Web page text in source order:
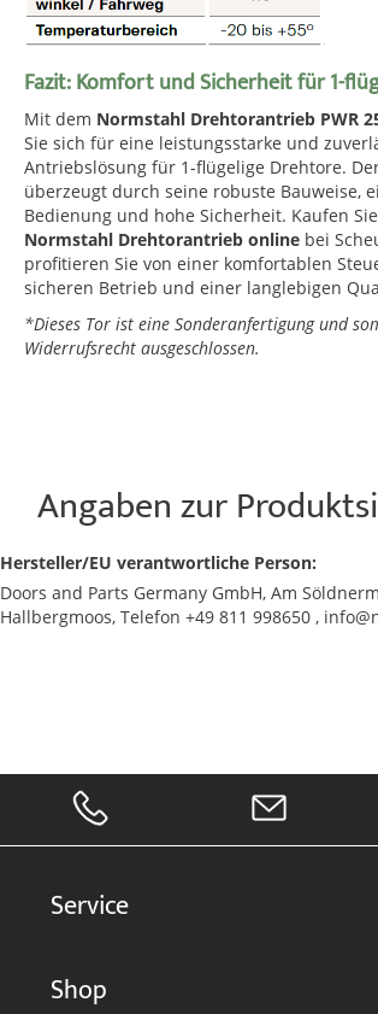
Fazit: Komfort und Sicherheit für 1-
Mit dem Normstahl Drehtorantrieb PWR
Sie sich für eine leistungsstarke und
Antriebslösung für 1-flügelige Drehtore.
überzeugt durch seine robuste Bauweise,
Bedienung und hohe Sicherheit. Kaufen
Normstahl Drehtorantrieb online bei
profitieren Sie von einer komfortablen
sicheren Betrieb und einer langlebigen
*Dieses Tor ist eine Sonderanfertigung und
Widerrufsrecht ausgeschlossen.
Angaben zur
Hersteller/EU verantwortliche Person:
Doors and Parts Germany GmbH, Am
Hallbergmoos, Telefon +49 811 998650 ,
Service
Shop